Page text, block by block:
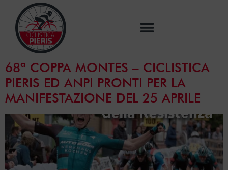
68ª COPPA MONTES – CICLISTICA
PIERIS ED ANPI PRONTI PER LA
MANIFESTAZIONE DEL 25 APRILE